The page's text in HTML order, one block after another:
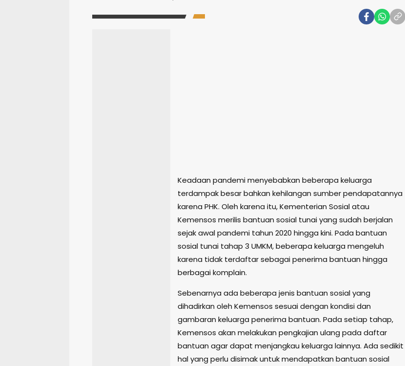
Keadaan pandemi menyebabkan beberapa keluarga
terdampak besar bahkan kehilangan sumber pendapatannya
karena PHK. Oleh karena itu, Kementerian Sosial atau
Kemensos merilis bantuan sosial tunai yang sudah berjalan
sejak awal pandemi tahun 2020 hingga kini. Pada bantuan
sosial tunai tahap 3 UMKM, beberapa keluarga mengeluh
karena tidak terdaftar sebagai penerima bantuan hingga
berbagai komplain.
Sebenarnya ada beberapa jenis bantuan sosial yang
dihadirkan oleh Kemensos sesuai dengan kondisi dan
gambaran keluarga penerima bantuan. Pada setiap tahap,
Kemensos akan melakukan pengkajian ulang pada daftar
bantuan agar dapat menjangkau keluarga lainnya. Ada sedikit
hal yang perlu disimak untuk mendapatkan bantuan sosial